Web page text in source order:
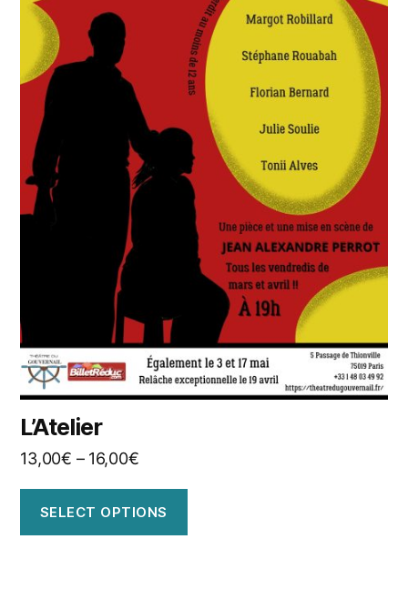
L’Atelier
13,00€ – 16,00€
SELECT OPTIONS